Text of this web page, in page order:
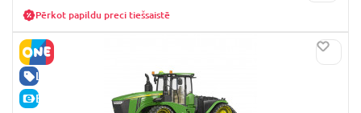
Pērkot papildu preci tiešsaistē
LABA CENA
E-CENA